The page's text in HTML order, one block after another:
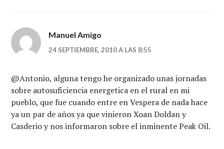
Manuel Amigo
24 SEPTIEMBRE, 2010 A LAS 8:55
@Antonio, alguna tengo he organizado unas jornadas
sobre autosuficiencia energetica en el rural en mi
pueblo, que fue cuando entre en Vespera de nada hace
ya un par de años ya que vinieron Xoan Doldan y
Casderio y nos informaron sobre el inminente Peak Oil.